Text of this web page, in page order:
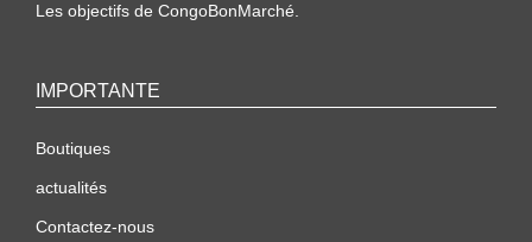
Les objectifs de CongoBonMarché.
IMPORTANTE
Boutiques
actualités
Contactez-nous